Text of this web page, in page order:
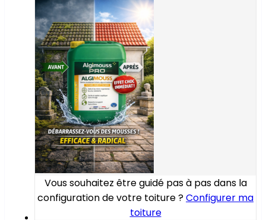
Vous souhaitez être guidé pas à pas dans la
configuration de votre toiture ?Configurer ma
toiture